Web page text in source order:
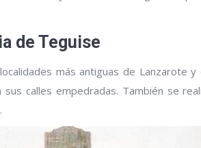
de Teguise
más antiguas de Lanzarote
sus calles empedradas. También se